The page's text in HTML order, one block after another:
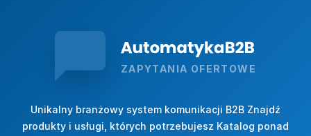
ZAPYTANIA OFERTOWE
Unikalny branżowy system komunikacji B2B Znajdź
produkty i usługi, których potrzebujesz Katalog ponad